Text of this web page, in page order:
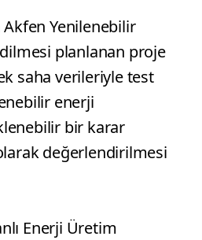
Yenilenebilir
planlanan proje
saha verileriyle test
enerji
bir karar
değerlendirilmesi
Enerji Üretim